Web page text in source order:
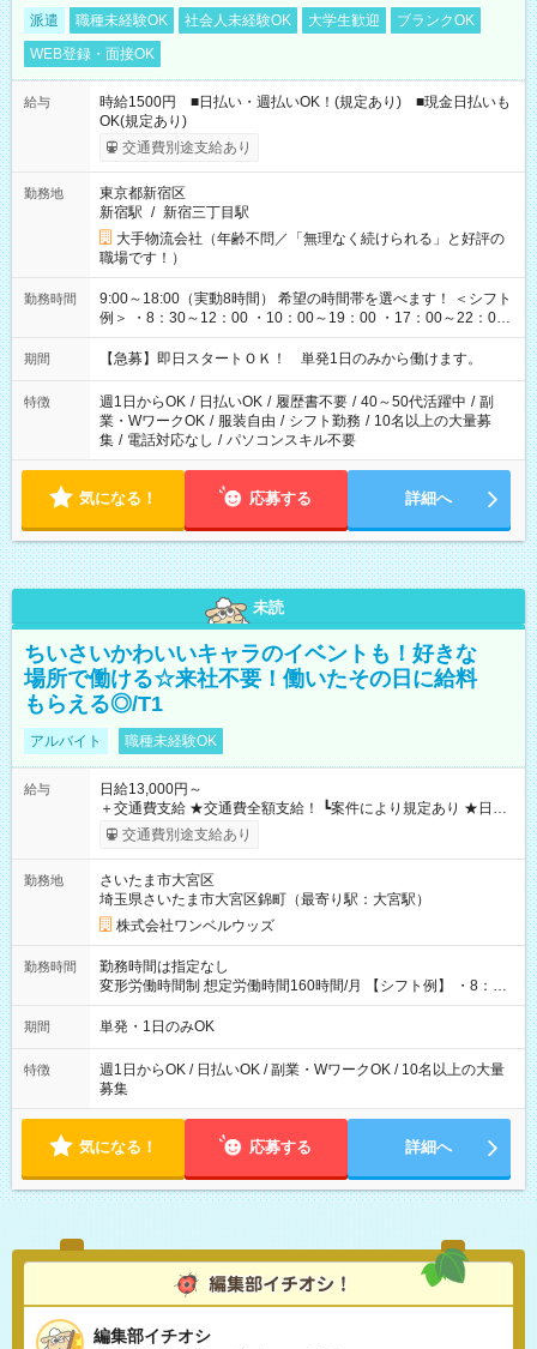
派遣 職種未経験OK 社会人未経験OK 大学生歓迎
ブランクOK
WEB登録・面接OK
給与
時給1500円 ■日払い・週払いOK！(規定あり) ■現金日払いも
OK(規定あり)
交通費別途支給あり
勤務地
東京都新宿区
新宿駅 / 新宿三丁目駅
大手物流会社（年齢不問／「無理なく続けられる」と好評の
職場です！）
勤務時間
9:00～18:00（実動8時間） 希望の時間帯を選べます！ ＜シフト
例＞ ・8：30～12：00 ・10：00～19：00 ・17：00～22：00
・13：00～22：00 ・22：00～翌6：00 など
期間 【急募】即日スタートＯＫ！ 単発1日のみから働けます。
特徴 週1日からOK / 日払いOK / 履歴書不要 / 40～50代活躍中 / 副
業・WワークOK / 服装自由 / シフト勤務 / 10名以上の大量募
集 / 電話対応なし / パソコンスキル不要
気になる！ 応募する 詳細へ
未読
ちいさいかわいいキャラのイベントも！好きな
場所で働ける☆来社不要！働いたその日に給料
もらえる◎/T1
アルバイト 職種未経験OK
給与
日給13,000円～
＋交通費支給 ★交通費全額支給！ ┗案件により規定あり ★日払
いOK！（規定あり） ┗働いたその日に現金GET♪ お仕事後はコ
ンビニATMから 日払い分を引き落とせます！ 【試用期間】試
交通費別途支給あり
勤務地
さいたま市大宮区
埼玉県さいたま市大宮区錦町（最寄り駅：大宮駅）
株式会社ワンベルウッズ
勤務時間
勤務時間は指定なし
変形労働時間制 想定労働時間160時間/月 【シフト例】 ・8：00
～21：00
期間 単発・1日のみOK
特徴
週1日からOK / 日払いOK / 副業・WワークOK / 10名以上の大量
募集
気になる！ 応募する 詳細へ
編集部イチオシ